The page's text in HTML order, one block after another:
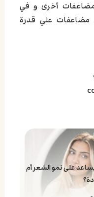
على نمو الشعر أم
مضاعفات أخرى و في
مضاعفات علي قدرة